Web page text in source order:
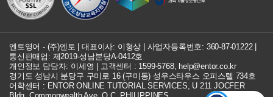
엔토영어 - (주)엔토 | 대표이사: 이형상 | 사업자등록번호: 360-87-01222|
통신판매업: 제2019-성남분당A-0412호
개인정보 담당자: 이세영 | 고객센터 : 1599-5768, help@entor.co.kr
경기도 성남시 분당구 구미로 16 (구미동) 성우스타우스 오피스텔 734호
어학센터 : ENTOR ONLINE TUTORIAL SERVICES, U 211 JOCFER